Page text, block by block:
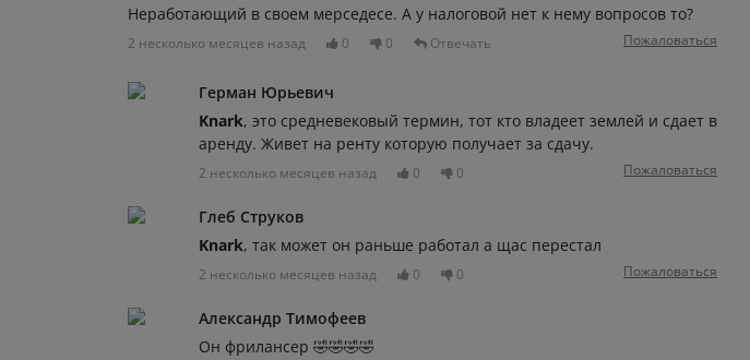
Неработающий в своем мерседесе. А у налоговой нет к нему вопросов то?
2 несколько месяцев назад 0 0 Отвечать Пожаловаться
Герман Юрьевич
Knark, это средневековый термин, тот кто владеет землей и сдает в
аренду. Живет на ренту которую получает за сдачу.
2 несколько месяцев назад 0 0 Пожаловаться
Глеб Струков
Knark, так может он раньше работал а щас перестал
2 несколько месяцев назад 0 0 Пожаловаться
Александр Тимофеев
Он фрилансер 🤣🤣🤣🤣